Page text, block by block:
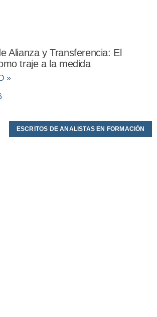
Alianza y Transferencia: El
traje a la medida
»
ESCRITOS DE ANALISTAS EN FORMACIÓN